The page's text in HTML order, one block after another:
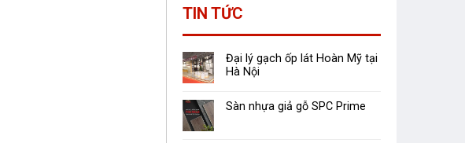
TIN TỨC
Đại lý gạch ốp lát Hoàn Mỹ tại
Hà Nội
Sàn nhựa giả gỗ SPC Prime